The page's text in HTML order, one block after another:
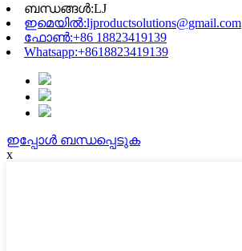
ബന്ധങ്ങൾ:LJ
ഇമെയിൽ:ljproductsolutions@gmail.com
ഫോൺ:+86 18823419139
Whatsapp:+8618823419139
ഇപ്പോൾ ബന്ധപ്പെടുക
x